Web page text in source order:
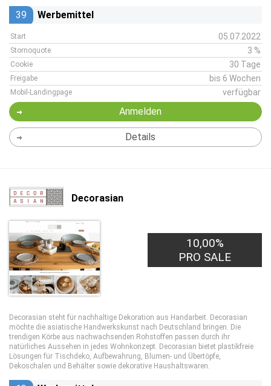
39 Werbemittel
Start 05.07.2022
Stornoquote 3 %
Cookie 30 Tage
Freigabe bis 6 Wochen
Mobil-Landingpage verfügbar
Anmelden
Details
Decorasian
10,00%
PRO SALE
Decorasian steht für nachhaltige Dekoration aus Handarbeit. Decorasian
möchte die asiatische Handwerkskunst nach Deutschland bringen. Die
trendigen Körbe aus nachwachsenden Rohstoffen passen durch ihr
natürliches Aussehen in jedes Wohnkonzept. Decorasian bietet plastikfreie
Lösungen für Tischdeko, Aufbewahrung, Blumen- und Übertöpfe,
Dekoschalen und Behälter sowie dekorative Haushaltswaren.